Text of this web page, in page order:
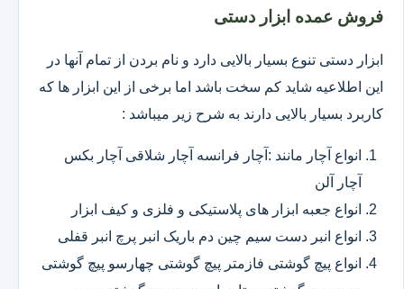
فروش عمده ابزار دستی
ابزار دستی تنوع بسیار بالایی دارد و نام بردن از تمام آنها در
این اطلاعیه شاید کم سخت باشد اما برخی از این ابزار ها که
کاربرد بسیار بالایی دارند به شرح زیر میباشد :
انواع آچار مانند :آچار فرانسه آچار شلاقی آچار بکس
آچار آلن
انواع جعبه ابزار های پلاستیکی و فلزی و کیف ابزار
انواع انبر دست سیم چین دم باریک انبر پرچ انبر قفلی
انواع پیچ گوشتی فازمتر پیچ گوشتی چهارسو پیچ گوشتی